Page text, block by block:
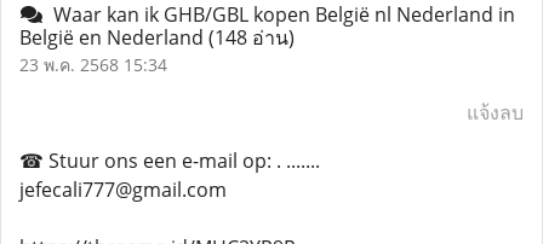
Waar kan ik GHB/GBL kopen België nl Nederland in
België en Nederland (148 อ่าน)
23 พ.ค. 2568 15:34
แจ้งลบ
☎ Stuur ons een e-mail op: . .......
jefecali777@gmail.com